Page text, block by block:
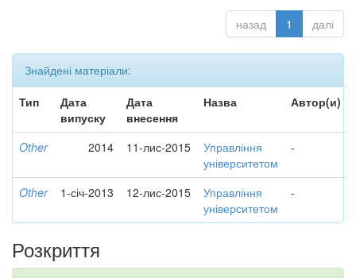
назад 1 далі
Знайдені матеріали:
Тип
Дата
випуску
Дата
внесення
Назва Автор(и)
Other 2014 11-лис-2015
Управління
університетом
-
Other 1-січ-2013 12-лис-2015
Управління
університетом
-
Розкриття